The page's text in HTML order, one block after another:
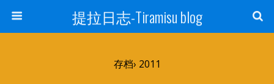
提拉日志-Tiramisu blog
存档› 2011